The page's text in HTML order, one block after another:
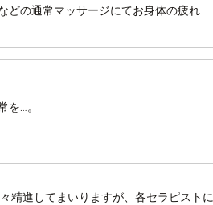
どの通常マッサージにてお身体の疲れ
を…。
精進してまいりますが、各セラピストに